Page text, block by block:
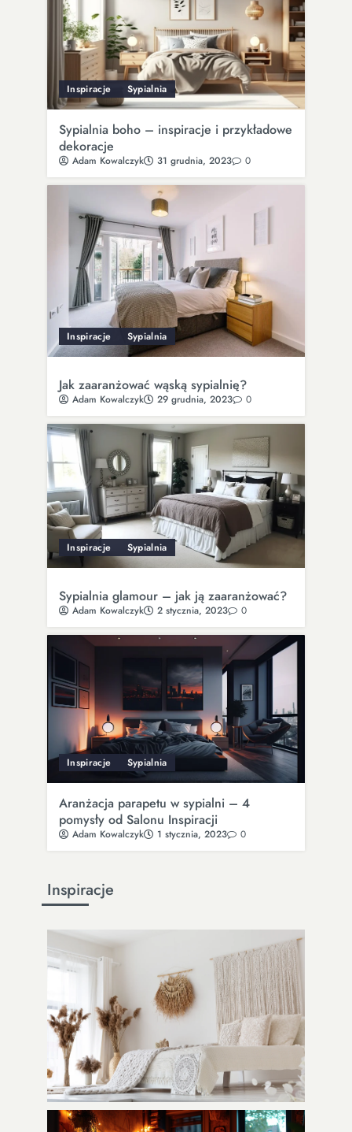
Inspiracje Sypialnia
Sypialnia boho – inspiracje i przykładowe
dekoracje
Adam Kowalczyk 31 grudnia, 2023 0
Inspiracje Sypialnia
Jak zaaranżować wąską sypialnię?
Adam Kowalczyk 29 grudnia, 2023 0
Inspiracje Sypialnia
Sypialnia glamour – jak ją zaaranżować?
Adam Kowalczyk 2 stycznia, 2023 0
Inspiracje Sypialnia
Aranżacja parapetu w sypialni – 4
pomysły od Salonu Inspiracji
Adam Kowalczyk 1 stycznia, 2023 0
Inspiracje